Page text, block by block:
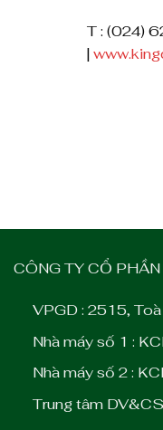
T : (024)
|
CÔNG TY CỔ
VPGD : 2515,
Nhà máy số 1 :
Nhà máy số 2 :
Trung tâm